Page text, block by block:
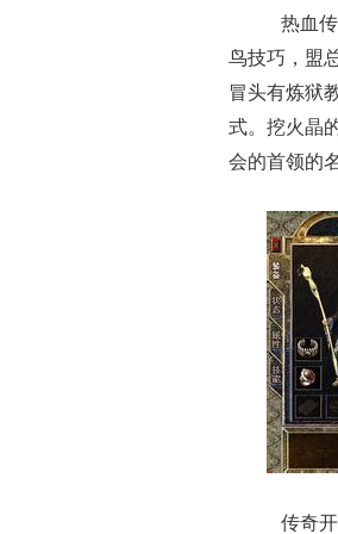
热血
鸟技巧，盟
冒头有炼狱
式。挖火晶
会的首领的
传奇